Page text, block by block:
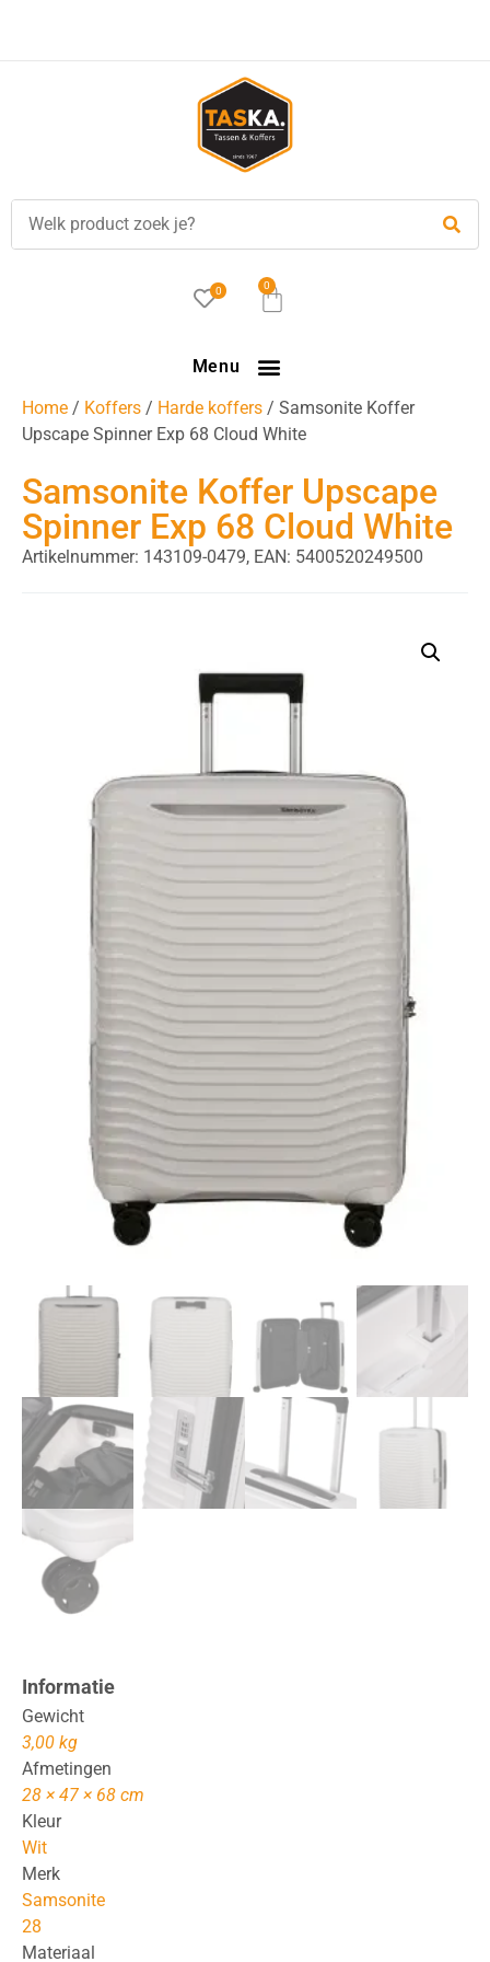
besteld, is vandaag verzonden!
0 0
Menu
Home / Koffers / Harde koffers / Samsonite Koffer
Upscape Spinner Exp 68 Cloud White
Samsonite Koffer Upscape
Spinner Exp 68 Cloud White
Artikelnummer: 143109-0479, EAN: 5400520249500
Informatie
Gewicht
3,00 kg
Afmetingen
28 × 47 × 68 cm
Kleur
Wit
Merk
Samsonite
28
Materiaal